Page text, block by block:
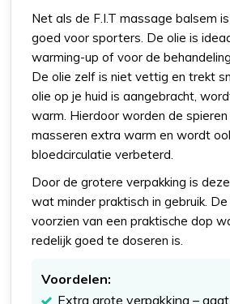
Net als de F.I.T massage balsem
goed voor sporters. De olie is
warming-up of voor de
De olie zelf is niet vettig en trekt
olie op je huid is aangebracht,
warm. Hierdoor worden de
masseren extra warm en wordt
bloedcirculatie verbeterd.
Door de grotere verpakking is
wat minder praktisch in gebruik.
voorzien van een praktische dop
redelijk goed te doseren is.
Voordelen:
Extra grote verpakking –